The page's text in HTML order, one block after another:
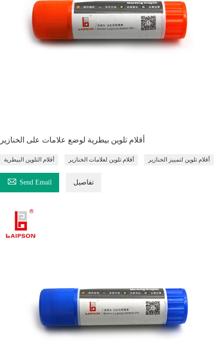
أقلام تلوين بيطرية لوضع علامات على الخنازير
أقلام التلوين البيطرية أقلام تلوين لعلامات الخنازير أقلام تلوين لتمييز الخنازير
 Send Email تفاصيل